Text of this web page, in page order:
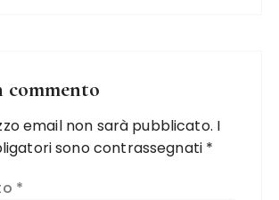
commento
email non sarà pubblicato. I
sono contrassegnati *
*